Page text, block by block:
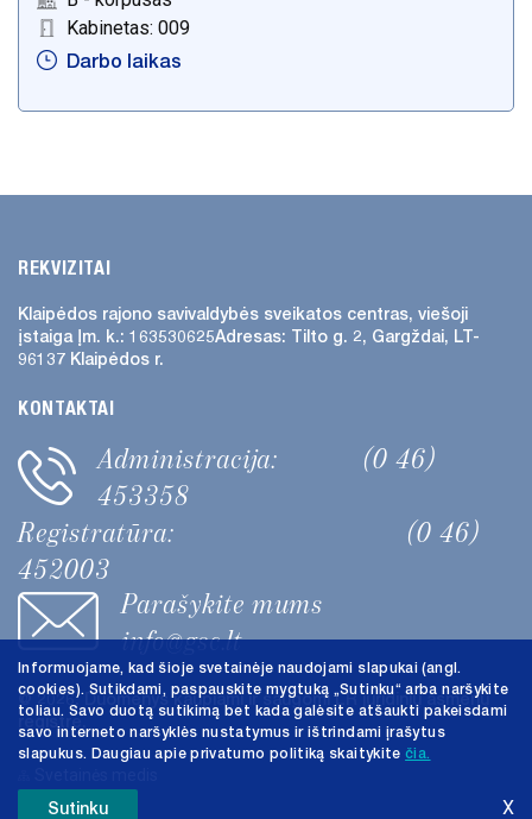
Medicinos punktai
KONTAKTAI
Administracija
ŠEIMOS GYDYTOJAI
GYDYTOJAI PSICHIATRAI
Kabinetas: 009
Darbo laikas
REKVIZITAI
Klaipėdos rajono savivaldybės sveikatos centras, viešoji
įstaigaĮm. k.: 163530625Adresas: Tilto g. 2, Gargždai, LT-
96137 Klaipėdos r.
KONTAKTAI
Administracija:
(0 46)
453358
Registratūra: (0 46)
452003
Parašykite mums
info@gsc.lt
@ 2026. Duomenys kaupiami ir saugomi LR juridinių asmenų
registre.
Informuojame, kad šioje svetainėje naudojami slapukai (angl.
cookies). Sutikdami, paspauskite mygtuką „Sutinku“ arba naršykite
toliau. Savo duotą sutikimą bet kada galėsite atšaukti pakeisdami
savo interneto naršyklės nustatymus ir ištrindami įrašytus
slapukus. Daugiau apie privatumo politiką skaitykitečia.
X
Sutinku